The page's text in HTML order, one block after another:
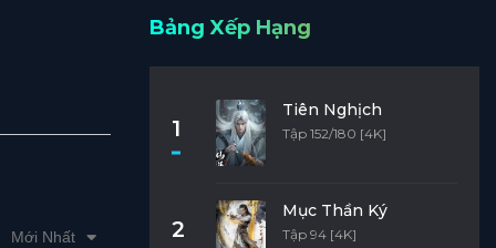
Mới Nhất
Bảng Xếp Hạng
1
Tiên Nghịch
Tập 152/180 [4K]
2
Mục Thần Ký
Tập 94 [4K]